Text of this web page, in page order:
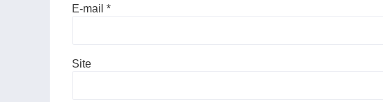
E-mail *
Site